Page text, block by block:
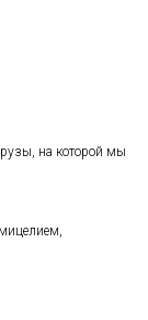
на которой мы